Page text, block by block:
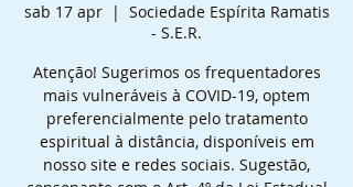
sab 17 apr
  |
Sociedade Espírita Ramatis
- S.E.R.
Atenção! Sugerimos os frequentadores
mais vulneráveis à COVID-19, optem
preferencialmente pelo tratamento
espiritual à distância, disponíveis em
nosso site e redes sociais. Sugestão,